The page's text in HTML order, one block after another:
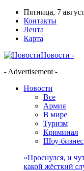
Пятница, 7
Контакты
Лента
Карта
Новости -
- Advertisement -
Новости
Все
Армия
В мире
Туризм
Криминал
Шоу-бизнес
«Проснулся, и
какой жёсткий